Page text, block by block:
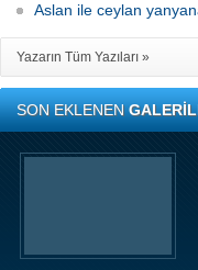
Aslan ile ceylan
Yazarın Tüm Yazıları »
SON EKLENEN